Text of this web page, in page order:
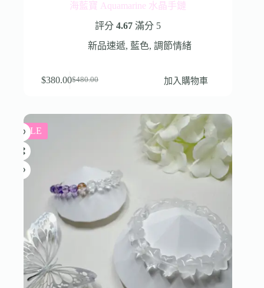
海藍寶 Aquamarine 水晶手鏈
評分4.67 滿分 5
新品速遞, 藍色,調節情緒
$480.00
$380.00 加入購物車
SALE